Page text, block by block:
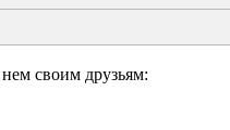
своим друзьям: